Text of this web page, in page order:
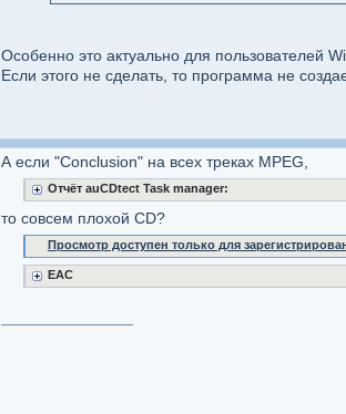
Особенно это актуально для пользователей
Если этого не сделать, то программа не
А если "Conclusion" на всех треках MPEG,
Отчёт auCDtect Task manager:
то совсем плохой CD?
Просмотр доступен только для
EAC